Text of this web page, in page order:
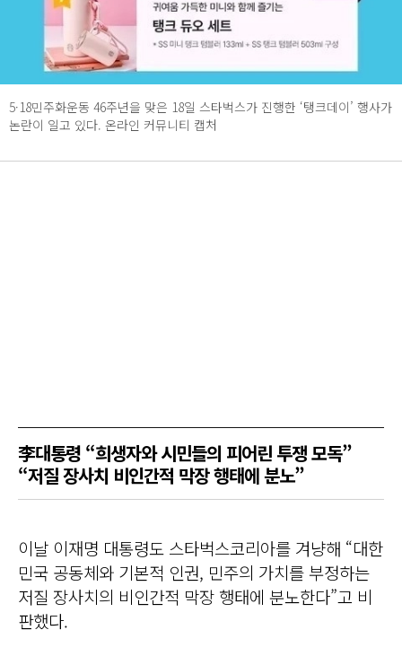
5·18민주화운동 46주년을 맞은 18일 스타벅스가 진행한 ‘탱크데이’ 행사가
논란이 일고 있다. 온라인 커뮤니티 캡처
李대통령 “희생자와 시민들의 피어린 투쟁 모독”
“저질 장사치 비인간적 막장 행태에 분노”
이날 이재명 대통령도 스타벅스코리아를 겨냥해 “대한
민국 공동체와 기본적 인권, 민주의 가치를 부정하는
저질 장사치의 비인간적 막장 행태에 분노한다”고 비
판했다.